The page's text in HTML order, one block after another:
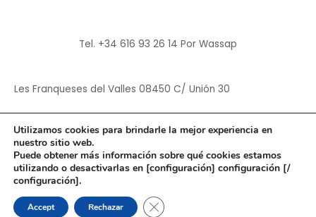
Tel. +34 616 93 26 14 Por Wassap
Les Franqueses del Valles 08450 C/ Unión 30
Copyright © 2026Hun Yuan Chen
Powered byHun Yuan Chen
Utilizamos cookies para brindarle la mejor experiencia en
nuestro sitio web.
Puede obtener más información sobre qué cookies estamos
utilizando o desactivarlas en [configuración] configuración [/
configuración].
Accept Rechazar CERRAR EL BANNER DE